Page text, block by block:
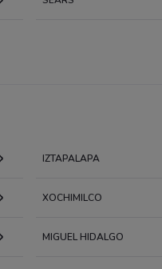
IZTAPALAPA
XOCHIMILCO
MIGUEL HIDALGO